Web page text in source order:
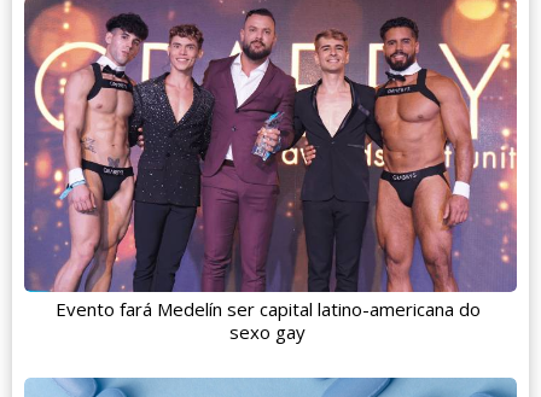
Evento fará Medelín ser capital latino-americana do
sexo gay